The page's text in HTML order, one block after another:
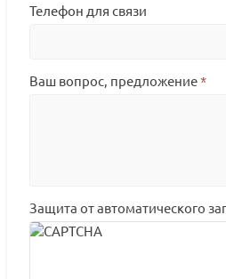
Телефон для связи
Ваш вопрос, предложение*
Защита от автоматического